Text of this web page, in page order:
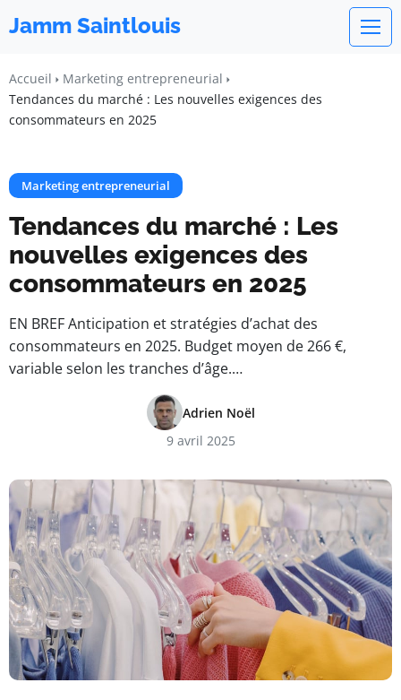
Jamm Saintlouis
Accueil
Marketing entrepreneurial
Tendances du marché : Les nouvelles exigences des
consommateurs en 2025
Marketing entrepreneurial
Tendances du marché : Les
nouvelles exigences des
consommateurs en 2025
EN BREF Anticipation et stratégies d’achat des
consommateurs en 2025. Budget moyen de 266 €,
variable selon les tranches d’âge.…
Adrien Noël
9 avril 2025